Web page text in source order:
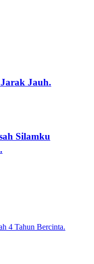
Jauh.
Silamku
4 Tahun Bercinta.